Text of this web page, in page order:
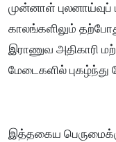
முன்னாள் புலனாய்வுப்
காலங்களிலும்
இராணுவ அதிகாரி
மேடைகளில் புகழ்ந்து
இத்தகைய